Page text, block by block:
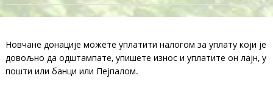
Новчане донације можете уплатити налогом за уплату који је
довољно да одштампате, упишете износ и уплатите он лајн, у
пошти или банци или Пејпалом.